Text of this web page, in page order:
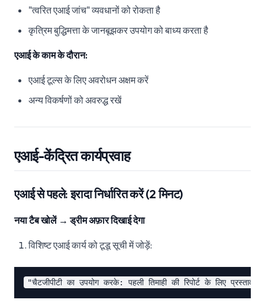
"त्वरित एआई जांच" व्यवधानों को रोकता है
कृत्रिम बुद्धिमत्ता के जानबूझकर उपयोग को बाध्य करता है
एआई के काम के दौरान:
एआई टूल्स के लिए अवरोधन अक्षम करें
अन्य विकर्षणों को अवरुद्ध रखें
एआई-केंद्रित कार्यप्रवाह
एआई से पहले: इरादा निर्धारित करें (2 मिनट)
नया टैब खोलें → ड्रीम अफ़ार दिखाई देगा
विशिष्ट एआई कार्य को टूडू सूची में जोड़ें: